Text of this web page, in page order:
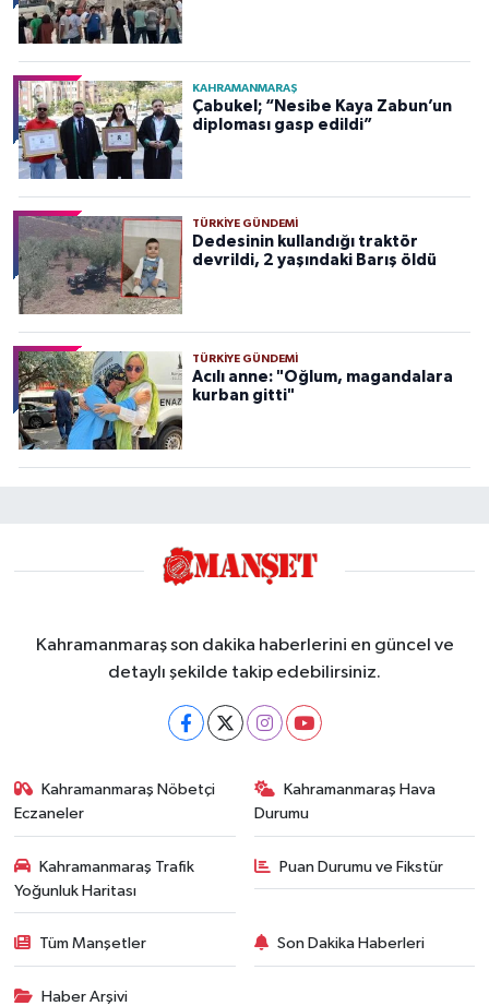
KAHRAMANMARAŞ
Çabukel; “Nesibe Kaya Zabun’un
diploması gasp edildi”
TÜRKIYE GÜNDEMI
Dedesinin kullandığı traktör
devrildi, 2 yaşındaki Barış öldü
TÜRKIYE GÜNDEMI
Acılı anne: "Oğlum, magandalara
kurban gitti"
Kahramanmaraş son dakika haberlerini en güncel ve
detaylı şekilde takip edebilirsiniz.
Kahramanmaraş Nöbetçi
Eczaneler
Kahramanmaraş Hava
Durumu
Kahramanmaraş Trafik
Yoğunluk Haritası
Puan Durumu ve Fikstür
Tüm Manşetler Son Dakika Haberleri
Haber Arşivi